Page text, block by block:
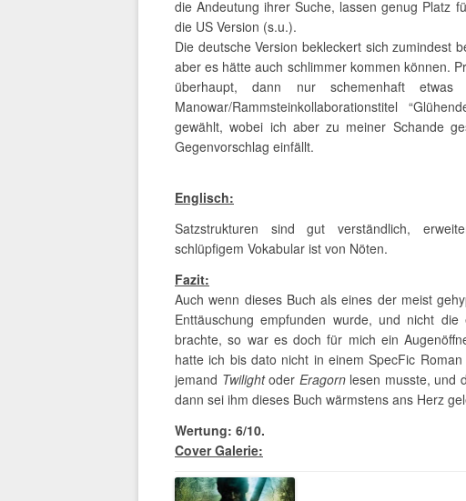
die Andeutung ihrer Suche, lassen genug Platz
die US Version (s.u.).
Die deutsche Version bekleckert sich zumindest
aber es hätte auch schlimmer kommen können.
überhaupt, dann nur schemenhaft
Manowar/Rammsteinkollaborationstitel
gewählt, wobei ich aber zu meiner Schande
Gegenvorschlag einfällt.
Englisch:
Satzstrukturen sind gut verständlich,
schlüpfigem Vokabular ist von Nöten.
Fazit:
Auch wenn dieses Buch als eines der meist
Enttäuschung empfunden wurde, und nicht
brachte, so war es doch für mich ein
hatte ich bis dato nicht in einem SpecFic
jemand Twilightoder Eragornlesen musste, und
dann sei ihm dieses Buch wärmstens ans Herz
Wertung: 6/10.
Cover Galerie: